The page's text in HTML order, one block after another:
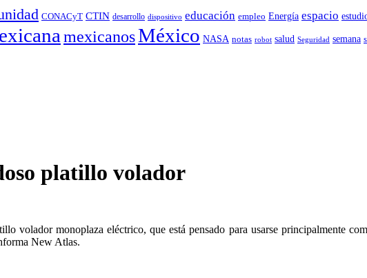
CONACyT CTIN desarrollo dispositivo educación empleo Energía espacio
mexicanosMéxico NASA notas robot salud Seguridad semana
platillo volador
volador monoplaza eléctrico, que está pensado para usarse principalmente
New Atlas.